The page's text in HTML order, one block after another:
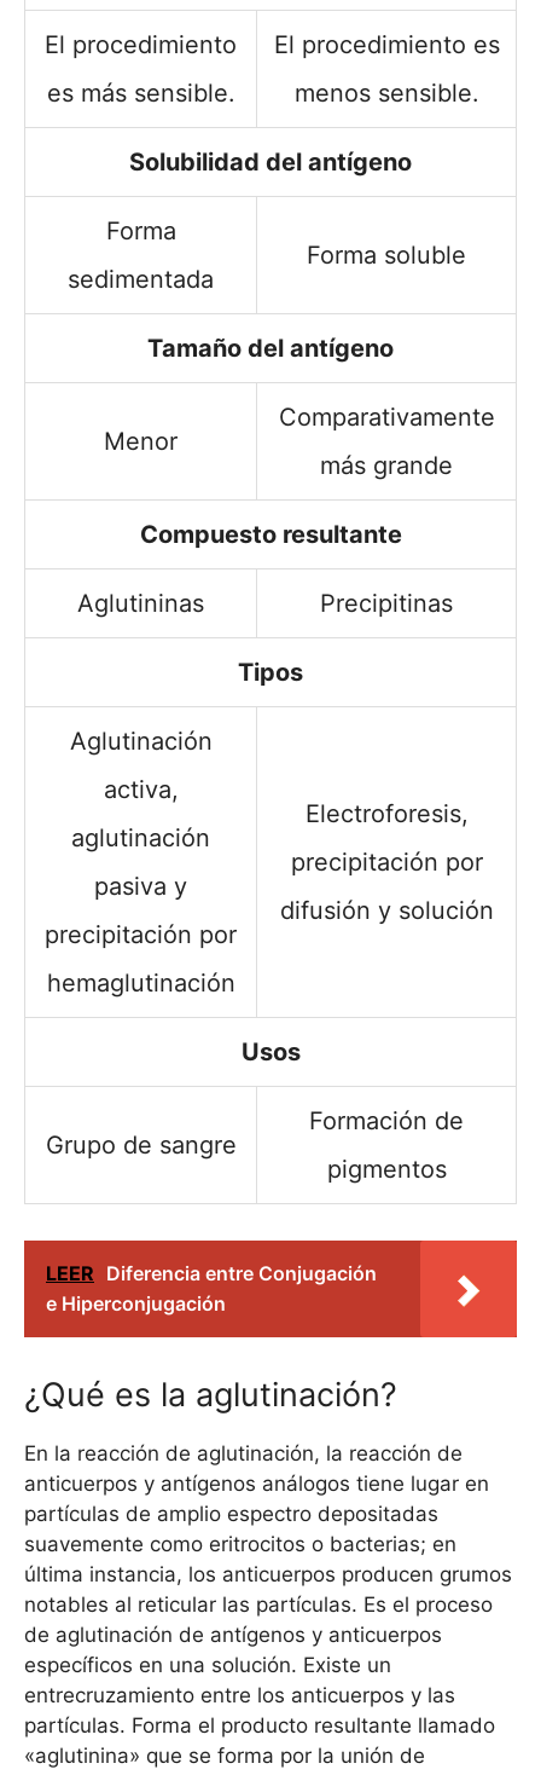
El procedimiento
es más sensible.
El procedimiento es
menos sensible.
Solubilidad del antígeno
Forma
sedimentada
Forma soluble
Tamaño del antígeno
Menor
Comparativamente
más grande
Compuesto resultante
Aglutininas Precipitinas
Tipos
Aglutinación
activa,
aglutinación
pasiva y
precipitación por
hemaglutinación
Electroforesis,
precipitación por
difusión y solución
Usos
Grupo de sangre
Formación de
pigmentos
LEER Diferencia entre Conjugación
e Hiperconjugación
¿Qué es la aglutinación?
En la reacción de aglutinación, la reacción de
anticuerpos y antígenos análogos tiene lugar en
partículas de amplio espectro depositadas
suavemente como eritrocitos o bacterias; en
última instancia, los anticuerpos producen grumos
notables al reticular las partículas. Es el proceso
de aglutinación de antígenos y anticuerpos
específicos en una solución. Existe un
entrecruzamiento entre los anticuerpos y las
partículas. Forma el producto resultante llamado
«aglutinina» que se forma por la unión de